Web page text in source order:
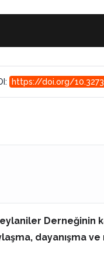
https://doi.org/
Derneğinin
dayanışma ve